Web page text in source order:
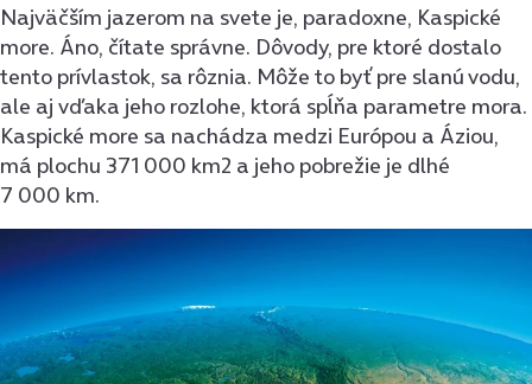
Najväčším jazerom na svete je, paradoxne, Kaspické
more. Áno, čítate správne. Dôvody, pre ktoré dostalo
tento prívlastok, sa rôznia. Môže to byť pre slanú vodu,
ale aj vďaka jeho rozlohe, ktorá spĺňa parametre mora.
Kaspické more sa nachádza medzi Európou a Áziou,
má plochu 371 000 km2 a jeho pobrežie je dlhé
7 000 km.